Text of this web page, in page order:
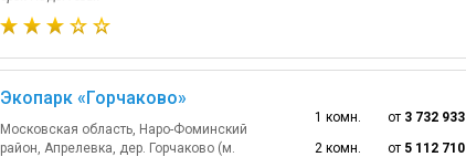
Экопарк «Горчаково»
Московская область, Наро-Фоминский
район, Апрелевка, дер. Горчаково (м.
1 комн. от 3 732 933
2 комн. от 5 112 710